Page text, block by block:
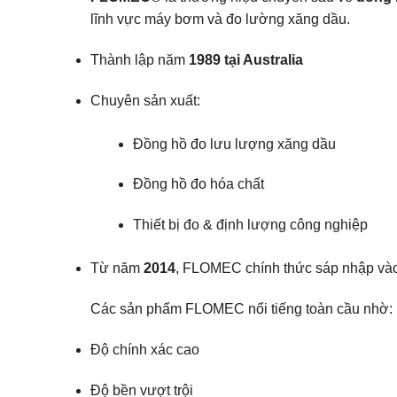
lĩnh vực máy bơm và đo lường xăng dầu.
Thành lập năm 1989 tại Australia
Chuyên sản xuất:
Đồng hồ đo lưu lượng xăng dầu
Đồng hồ đo hóa chất
Thiết bị đo & định lượng công nghiệp
Từ năm 2014, FLOMEC chính thức sáp nhập
Các sản phẩm FLOMEC nổi tiếng toàn cầu nhờ:
Độ chính xác cao
Độ bền vượt trội